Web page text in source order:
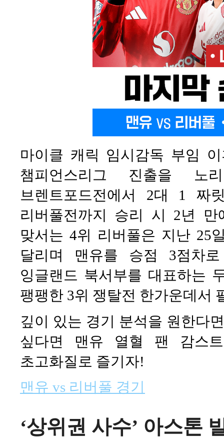
마이클 캐릭 임시감독 부임
챔피언스리그 진출을
브렌트포드전에서 2대 1 짜
리버풀전까지 승리 시 2년
맞서는 4위 리버풀은 지난 25
달리며 맨유를 승점 3점차
잉글랜드 북서부를 대표하는
팽팽한 3위 쟁탈전 한가운데서
깊이 있는 경기 분석을 원한다
싶다면 맨유 열혈 팬 감스
초고화질로 즐기자!
맨유 vs 리버풀 경기
‘상위권 사수’ 아스톤